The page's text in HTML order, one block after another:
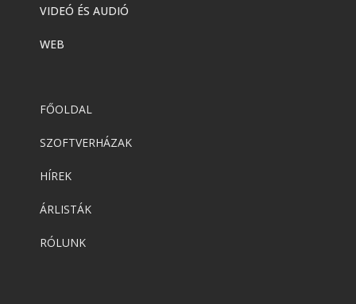
VIDEÓ ÉS AUDIÓ
WEB
FŐOLDAL
SZOFTVERHÁZAK
HÍREK
ÁRLISTÁK
RÓLUNK